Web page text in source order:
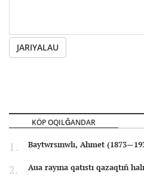
JARIYALAU
KÖP OQILĞANDAR
Baytwrsınwlı, Ahmet
Aua rayına qatıstı qazaqtıñ